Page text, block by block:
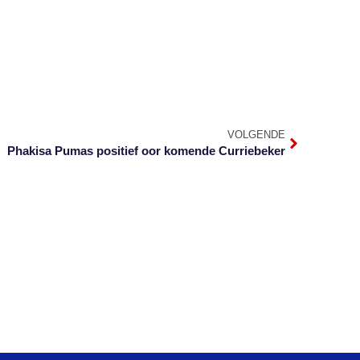
VOLGENDE
Phakisa Pumas positief oor komende Curriebeker